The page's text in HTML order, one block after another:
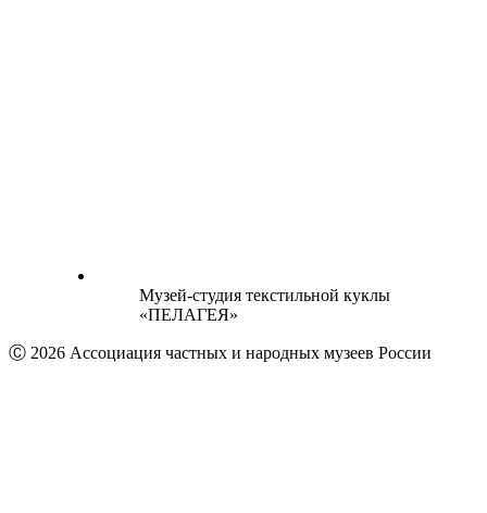
Музей-студия текстильной куклы
«ПЕЛАГЕЯ»
Ⓒ 2026 Ассоциация частных и народных музеев России